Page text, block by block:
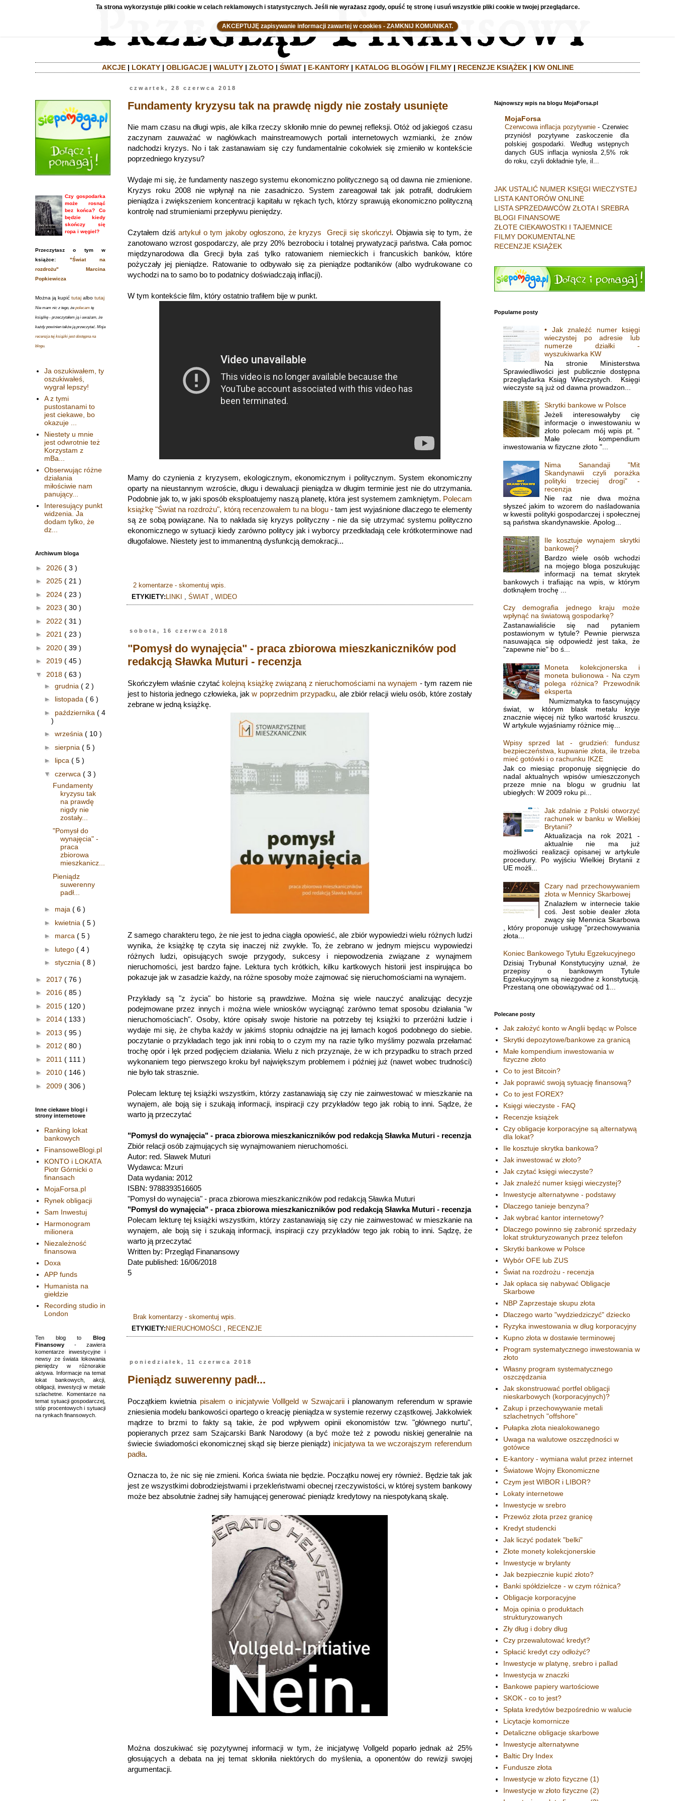
AKCJE| LOKATY| OBLIGACJE| WALUTY| ZŁOTO| ŚWIAT| E-KANTORY| KATALOG BLOGÓW| FILMY| RECENZJE KSIĄŻEK| KW ONLINE
czwartek, 28 czerwca 2018
Fundamenty kryzysu tak na prawdę nigdy nie zostały usunięte
Nie mam czasu na długi wpis, ale kilka rzeczy skłoniło mnie do pewnej refleksji. Otóż od jakiegoś czasu
zaczynam zauważać w nagłówkach mainstreamowych portali internetowych wzmianki, że znów
nadchodzi kryzys. No i tak zastanawiam się czy fundamentalnie cokolwiek się zmieniło w kontekście
poprzedniego kryzysu?
Wydaje mi się, że fundamenty naszego systemu ekonomiczno politycznego są od dawna nie zmienione.
Kryzys roku 2008 nie wpłynął na nie zasadniczo. System zareagował tak jak potrafił, dodrukiem
pieniądza i zwiększeniem koncentracji kapitału w rękach tych, którzy sprawują ekonomiczno polityczną
kontrolę nad strumieniami przepływu pieniędzy.
Czytałem dziśartykuł o tym jakoby ogłoszono, że kryzys Grecji się skończył. Objawia się to tym, że
zanotowano wzrost gospodarczy, ale przy 20% bezrobociu i totalnej prywatyzacji państwa. Cała pomoc
międzynarodowa dla Grecji była zaś tylko ratowaniem niemieckich i francuskich banków, które
pożyczały jej pieniądze. Ratowanie to odbywało się za pieniądze podtaników (albo wydrukowane co
wychodzi na to samo bo to podatnicy doświadczają inflacji).
W tym kontekście film, który ostatnio trafiłem bije w punkt.
Mamy do czynienia z kryzysem, ekologicznym, ekonomicznym i politycznym. System ekonomiczny
oparty na nieustannym wzroście, długu i dewaluacji pieniądza w długim terminie jest nie do utrzymania.
Podobnie jak to, w jaki sposób eksploatujemy naszą planetę, która jest systemem zamkniętym. Polecam
książkę "Świat na rozdrożu", którą recenzowałem tu na blogu - tam jest wyjaśnione dlaczego te elementy
są ze sobą powiązane. Na to nakłada się kryzys polityczny - nie da się utrzymać systemu polityczno
ekonomicznego w sytuacji kiedy zarówno politycy jak i wyborcy przedkładają cele krótkoterminowe nad
długofalowe. Niestety jest to immanentną dysfunkcją demokracji...
2 komentarze - skomentuj wpis.
ETYKIETY: LINKI , ŚWIAT , WIDEO
sobota, 16 czerwca 2018
"Pomysł do wynajęcia" - praca zbiorowa mieszkaniczników pod
redakcją Sławka Muturi - recenzja
Skończyłem właśnie czytać kolejną książkę związaną z nieruchomościami na wynajem - tym razem nie
jest to historia jednego człowieka, jakw poprzednim przypadku, ale zbiór relacji wielu osób, które zostały
zebrane w jedną książkę.
Z samego charakteru tego, że nie jest to jedna ciągła opowieść, ale zbiór wypowiedzi wielu różnych ludzi
wynika, że książkę tę czyta się inaczej niż zwykłe. To, że zebrano w jednym miejscu wypowiedzi
różnych ludzi, opisujących swoje przygody, sukcesy i niepowodzenia związane z wynajmem
nieruchomości, jest bardzo fajne. Lektura tych krótkich, kilku kartkowych historii jest inspirująca bo
pokazuje jak w zasadzie każdy, na różne sposoby może zajmować się nieruchomościami na wynajem.
Przykłady są "z życia" bo historie są prawdziwe. Można się wiele nauczyć analizując decyzje
podejmowane przez innych i można wiele wniosków wyciągnąć zarówno temat sposobu działania "w
nieruchomościach". Osoby, które opisały swoje historie na potrzeby tej książki to przeróżni ludzie i
wydaje mi się, że chyba każdy w jakimś stopniu odnajdzie na jej łamach kogoś podobnego do siebie.
poczytanie o przykładach tego jak inni robią to o czym my na razie tylko myślimy pozwala przełamać
trochę opór i lęk przed podjęciem działania. Wielu z nich przyznaje, że w ich przypadku to strach przed
wykonaniem tego pierwszego kroku był największym problemem i później już (nawet wobec trudności)
nie było tak strasznie.
Polecam lekturę tej książki wszystkim, którzy zastanawiają się czy nie zainwestować w mieszkanie na
wynajem, ale boją się i szukają informacji, inspiracji czy przykładów tego jak robią to inni. Sądze, że
warto ją przeczytać
"Pomysł do wynajęcia" - praca zbiorowa mieszkaniczników pod redakcją Sławka Muturi - recenzja
Zbiór relacji osób zajmujących się wynajmowaniem nieruchomości.
Autor: red. Sławek Muturi
Wydawca: Mzuri
Data wydania: 2012
ISBN: 9788393516605
"Pomysł do wynajęcia" - praca zbiorowa mieszkaniczników pod redakcją Sławka Muturi
"Pomysł do wynajęcia" - praca zbiorowa mieszkaniczników pod redakcją Sławka Muturi - recenzja
Polecam lekturę tej książki wszystkim, którzy zastanawiają się czy nie zainwestować w mieszkanie na
wynajem, ale boją się i szukają informacji, inspiracji czy przykładów tego jak robią to inni. Sądzę, że
warto ją przeczytać
Written by: Przegląd Finanansowy
Date published: 16/06/2018
5
Brak komentarzy - skomentuj wpis.
ETYKIETY: NIERUCHOMOŚCI RECENZJE
poniedziałek, 11 czerwca 2018
Pieniądz suwerenny padł...
Początkiem kwietnia pisałem o inicjatywie Volllgeld w Szwajcarii i planowanym referendum w sprawie
zniesienia modelu bankowości opartego o kreację pieniądza w systemie rezerwy cząstkowej. Jakkolwiek
mądrze to brzmi to fakty są takie, że pod wpływem opinii ekonomistów tzw. "głównego nurtu",
popieranych przez sam Szajcarski Bank Narodowy (a być może też z powodu niskiej generalnie na
świecie świadomości ekonomicznej skąd się bierze pieniądz) inicjatywa ta we wczorajszym referendum
padła.
Oznacza to, że nic się nie zmieni. Końca świata nie będzie. Początku nowej ery również. Będzie tak jak
jest ze wszystkimi dobrodziejstwami i przekleństwami obecnej rzeczywistości, w której system bankowy
może bez absolutnie żadnej siły hamującej generować pieniądz kredytowy na niespotykaną skalę.
Można doszukiwać się pozytywnej informacji w tym, że inicjatywę Vollgeld poparło jednak aż 25%
głosujących a debata na jej temat skłoniła niektórych do myślenia, a oponentów do rewizji swojej
argumentacji.
Czy gospodarka
może rosnąć
bez końca? Co
będzie kiedy
skończy się
ropa i węgiel?
Przeczytasz o tym w
książce: "Świat na
rozdrożu" Marcina
Popkiewicza
Można ją kupić tutaj albo tutaj
Nie mam nic z tego, żepolecam tę
książkę - przeczytałem ją i uważam, że
każdy powinien także ją przeczytać. Moja
recenzja tej książki jest dostępna na
blogu.
Ja oszukiwałem, ty
oszukiwałeś,
wygrał lepszy!
A z tymi
pustostanami to
jest ciekawe, bo
okazuje ...
Niestety u mnie
jest odwrotnie też
Korzystam z
mBa...
Obserwując różne
działania
miłościwie nam
panujący...
Interesujący punkt
widzenia. Ja
dodam tylko, że
dz...
Archiwum bloga
► 2026 ( 3 )
► 2025 ( 21 )
► 2024 ( 23 )
► 2023 ( 30 )
► 2022 ( 31 )
► 2021 ( 23 )
► 2020 ( 39 )
► 2019 ( 45 )
▼ 2018 ( 63 )
► grudnia ( 2 )
► listopada ( 6 )
► października ( 4
)
► września ( 10 )
► sierpnia ( 5 )
► lipca ( 5 )
▼ czerwca ( 3 )
Fundamenty
kryzysu tak
na prawdę
nigdy nie
zostały...
"Pomysł do
wynajęcia" -
praca
zbiorowa
mieszkanicz...
Pieniądz
suwerenny
padł...
► maja ( 6 )
► kwietnia ( 5 )
► marca ( 5 )
► lutego( 4 )
► stycznia ( 8 )
► 2017 ( 76 )
► 2016 ( 85 )
► 2015 ( 120 )
► 2014 ( 133 )
► 2013 ( 95 )
► 2012 ( 80 )
► 2011 ( 111 )
► 2010 ( 146 )
► 2009 ( 306 )
Inne ciekawe blogi i
strony internetowe
Ranking lokat
bankowych
FinansoweBlogi.pl
KONTO i LOKATA
Piotr Górnicki o
finansach
MojaForsa.pl
Rynek obligacji
Sam Inwestuj
Harmonogram
milionera
Niezależność
finansowa
Doxa
APP funds
Humanista na
giełdzie
Recording studio in
London
Ten blog to Blog
Finansowy - zawiera
komentarze inwestycyjne i
newsy ze świata lokowania
pieniędzy w różnorakie
aktywa. Informacje na temat
lokat bankowych, akcji,
obligacji, inwestycji w metale
szlachetne. Komentarze na
temat sytuacji gospodarczej,
stóp procentowych i sytuacji
na rynkach finansowych.
Najnowszy wpis na blogu MojaForsa.pl
MojaForsa
Czerwcowa inflacja pozytywnie- Czerwiec
przyniósł pozytywne zaskoczenie dla
polskiej gospodarki. Według wstępnych
danych GUS inflacja wyniosła 2,5% rok
do roku, czyli dokładnie tyle, il...
JAK USTALIĆ NUMER KSIĘGI WIECZYSTEJ
LISTA KANTORÓW ONLINE
LISTA SPRZEDAWCÓW ZŁOTA I SREBRA
BLOGI FINANSOWE
ZŁOTE CIEKAWOSTKI I TAJEMNICE
FILMY DOKUMENTALNE
RECENZJE KSIĄŻEK
Popularne posty
• Jak znaleźć numer księgi
wieczystej po adresie lub
numerze działki -
wyszukiwarka KW
Na stronie Ministerstwa
Sprawiedliwości jest publicznie dostępna
przeglądarka Ksiąg Wieczystych. Księgi
wieczyste są już od dawna prowadzon...
Skrytki bankowe w Polsce
Jeżeli interesowałyby cię
informacje o inwestowaniu w
złoto polecam mój wpis pt. "
Małe kompendium
inwestowania w fizyczne złoto "...
Nima Sanandaji "Mit
Skandynawii czyli porażka
polityki trzeciej drogi" -
recenzja
Nie raz nie dwa można
słyszeć jakim to wzorem do naśladowania
w kwestii polityki gospodarczej i społecznej
są państwa skandynawskie. Apolog...
Ile kosztuje wynajem skrytki
bankowej?
Bardzo wiele osób wchodzi
na mojego bloga poszukując
informacji na temat skrytek
bankowych i trafiając na wpis, w którym
dotknąłem trochę ...
Czy demografia jednego kraju może
wpłynąć na światową gospodarkę?
Zastanawialiście się nad pytaniem
postawionym w tytule? Pewnie pierwsza
nasuwająca się odpowiedź jest taka, że
"zapewne nie" bo ś...
Moneta kolekcjonerska i
moneta bulionowa - Na czym
polega różnica? Przewodnik
eksperta
Numizmatyka to fascynujący
świat, w którym blask metalu kryje
znacznie więcej niż tylko wartość kruszcu.
W artykule wyjaśniamy różnice mię...
Wpisy sprzed lat - grudzień: fundusz
bezpieczeństwa, kupwanie złota, ile trzeba
mieć gotówki i o rachunku IKZE
Jak co miesiąc proponuję sięgnięcie do
nadal aktualnych wpisów umieszczonych
przeze mnie na blogu w grudniu lat
ubiegłych: W 2009 roku pi...
Jak zdalnie z Polski otworzyć
rachunek w banku w Wielkiej
Brytanii?
Aktualizacja na rok 2021 -
aktualnie nie ma już
możliwości realizacji opisanej w artykule
procedury. Po wyjściu Wielkiej Brytanii z
UE możli...
Czary nad przechowywaniem
złota w Mennicy Skarbowej
Znalazłem w internecie takie
coś. Jest sobie dealer złota
zwący się Mennica Skarbowa
, który proponuje usługę "przechowywania
złota...
Koniec Bankowego Tytułu Egzekucyjnego
Dzisiaj Trybunał Konstytucyjny uznał, że
przepisy o bankowym Tytule
Egzekucyjnym są niezgodne z konstytucją.
Przestaną one obowiązywać od 1...
Polecane posty
Jak założyć konto w Anglii będąc w Polsce
Skrytki depozytowe/bankowe za granicą
Małe kompendium inwestowania w
fizyczne złoto
Co to jest Bitcoin?
Jak poprawić swoją sytuację finansową?
Co to jest FOREX?
Księgi wieczyste - FAQ
Recenzje książek
Czy obligacje korporacyjne są alternatywą
dla lokat?
Ile kosztuje skrytka bankowa?
Jak inwestować w złoto?
Jak czytać księgi wieczyste?
Jak znaleźć numer księgi wieczystej?
Inwestycje alternatywne - podstawy
Dlaczego tanieje benzyna?
Jak wybrać kantor internetowy?
Dlaczego powinno się zabronić sprzedaży
lokat strukturyzowanych przez telefon
Skrytki bankowe w Polsce
Wybór OFE lub ZUS
Świat na rozdrożu - recenzja
Jak opłaca się nabywać Obligacje
Skarbowe
NBP Zaprzestaje skupu złota
Dlaczego warto "wydziedziczyć" dziecko
Ryzyka inwestowania w dług korporacyjny
Kupno złota w dostawie terminowej
Program systematycznego inwestowania w
złoto
Własny program systematycznego
oszczędzania
Jak skonstruować portfel obligacji
nieskarbowych (korporacyjnych)?
Zakup i przechowywanie metali
szlachetnych "offshore"
Pułapka złota niealokowanego
Uwaga na walutowe oszczędności w
gotówce
E-kantory - wymiana walut przez internet
Światowe Wojny Ekonomiczne
Czym jest WIBOR i LIBOR?
Lokaty internetowe
Inwestycje w srebro
Przewóz złota przez granicę
Kredyt studencki
Jak liczyć podatek "belki"
Złote monety kolekcjonerskie
Inwestycje w brylanty
Jak bezpiecznie kupić złoto?
Banki spółdzielcze - w czym różnica?
Obligacje korporacyjne
Moja opinia o produktach
strukturyzowanych
Zły dług i dobry dług
Czy przewalutować kredyt?
Spłacić kredyt czy odłożyć?
Inwestycje w platynę, srebro i pallad
Inwestycja w znaczki
Bankowe papiery wartościowe
SKOK - co to jest?
Spłata kredytów bezpośrednio w walucie
Licytacje komornicze
Detaliczne obligacje skarbowe
Inwestycje alternatywne
Baltic Dry Index
Fundusze złota
Inwestycje w złoto fizyczne (1)
Inwestycje w złoto fizyczne (2)
Ta strona wykorzystuje pliki cookie w celach reklamowych i statystycznych. Jeśli nie wyrażasz zgody, opuść tę stronę i usuń wszystkie pliki cookie w twojej przeglądarce.
AKCEPTUJĘ zapisywanie informacji zawartej w cookies - ZAMKNIJ KOMUNIKAT.